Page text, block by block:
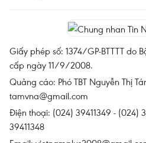
Giấy phép số: 1374/GP-BTTTT do
cấp ngày 11/9/2008.
Quảng cáo: Phó TBT Nguyễn Thị
tamvna@gmail.com
Điện thoại: (024) 39411349 - (024)
39411348